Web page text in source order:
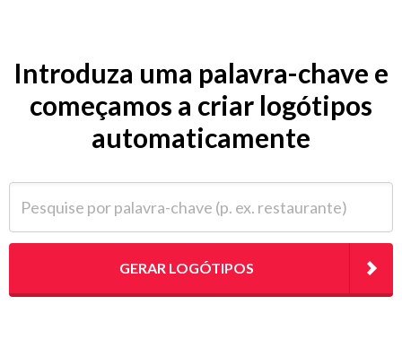
Introduza uma palavra-chave e
começamos a criar logótipos
automaticamente
GERAR LOGÓTIPOS